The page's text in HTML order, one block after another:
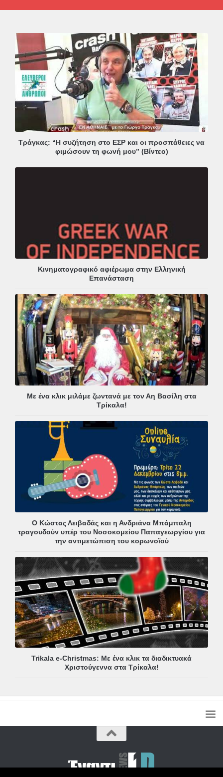
Τράγκας: “Η συζήτηση στο ΕΣΡ και οι προσπάθειες να
φιμώσουν τη φωνή μου” (Βίντεο)
Κινηματογραφικό αφιέρωμα στην Ελληνική
Επανάσταση
Με ένα κλικ μιλάμε ζωντανά με τον Αη Βασίλη στα
Τρίκαλα!
Ο Κώστας Λειβαδάς και η Ανδριάνα Μπάμπαλη
τραγουδούν υπέρ του Νοσοκομείου Παπαγεωργίου για
την αντιμετώπιση του κορωνοϊού
Trikala e-Christmas: Με ένα κλικ τα διαδικτυακά
Χριστούγεννα στα Τρίκαλα!